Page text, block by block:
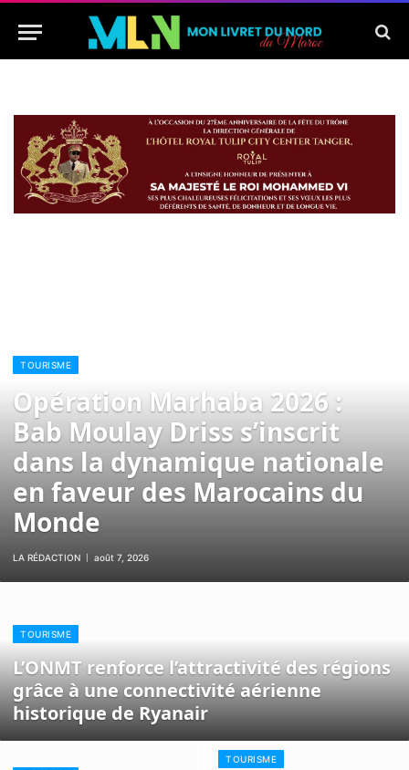
TOURISME
Opération Marhaba 2026 :
Bab Moulay Driss s’inscrit
dans la dynamique nationale
en faveur des Marocains du
Monde
LA RÉDACTION août 7, 2026
TOURISME
L’ONMT renforce l’attractivité des régions
grâce à une connectivité aérienne
historique de Ryanair
TOURISME